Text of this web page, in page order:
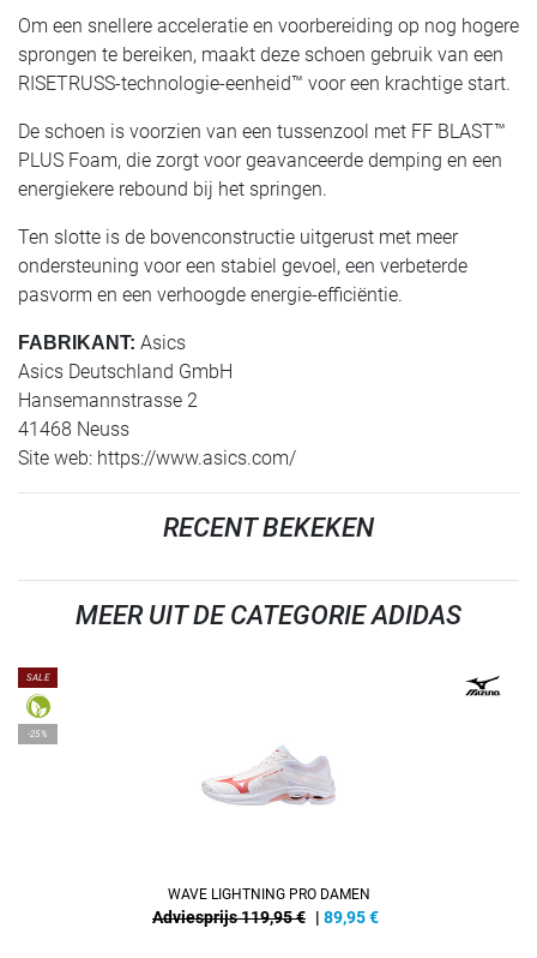
Om een snellere acceleratie en voorbereiding op nog hogere
sprongen te bereiken, maakt deze schoen gebruik van een
RISETRUSS-technologie-eenheid™ voor een krachtige start.
De schoen is voorzien van een tussenzool met FF BLAST™
PLUS Foam, die zorgt voor geavanceerde demping en een
energiekere rebound bij het springen.
Ten slotte is de bovenconstructie uitgerust met meer
ondersteuning voor een stabiel gevoel, een verbeterde
pasvorm en een verhoogde energie-efficiëntie.
FABRIKANT: Asics
Asics Deutschland GmbH
Hansemannstrasse 2
41468 Neuss
Site web: https://www.asics.com/
RECENT BEKEKEN
MEER UIT DE CATEGORIE ADIDAS
SALE
-25%
WAVE LIGHTNING PRO DAMEN
Adviesprijs 119,95 € | 89,95€